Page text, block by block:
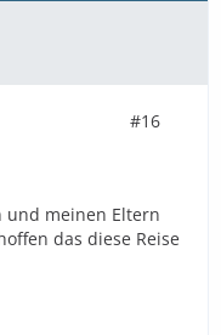
#16
meinen Eltern
das diese Reise